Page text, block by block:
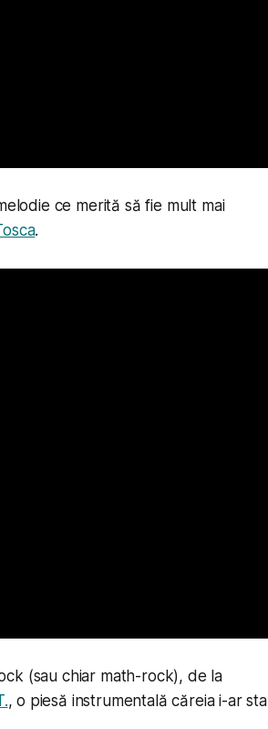
ce merită să fie mult mai
.
(sau chiar math-rock), de la
, o piesă instrumentală căreia i-ar sta